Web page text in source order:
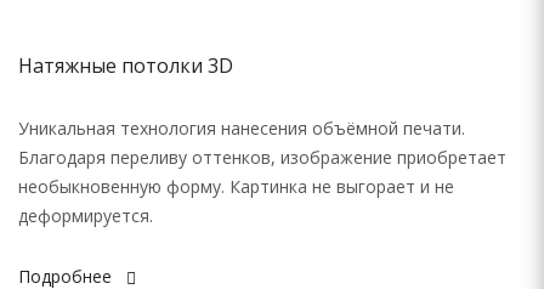
Натяжные потолки 3D
Уникальная технология нанесения объёмной печати.
Благодаря переливу оттенков, изображение приобретает
необыкновенную форму. Картинка не выгорает и не
деформируется.
Подробнее